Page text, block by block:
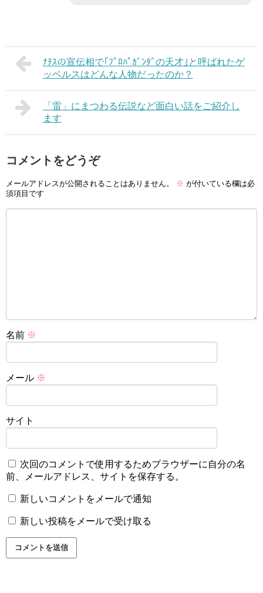
ﾅﾁｽの宣伝相で｢ﾌﾟﾛﾊﾟｶﾞﾝﾀﾞの天才｣と呼ばれたゲ
ッベルスはどんな人物だったのか？
「雷」にまつわる伝説など面白い話をご紹介し
ます
コメントをどうぞ
メールアドレスが公開されることはありません。 ※ が付いている欄は必
須項目です
名前 ※
メール ※
サイト
次回のコメントで使用するためブラウザーに自分の名
前、メールアドレス、サイトを保存する。
新しいコメントをメールで通知
新しい投稿をメールで受け取る